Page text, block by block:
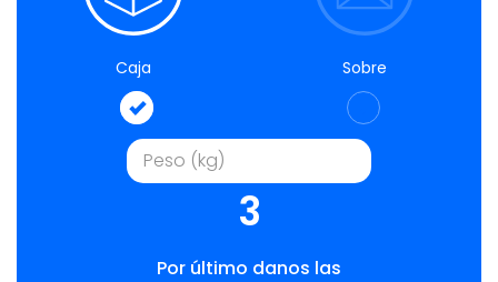
Caja Sobre
3
Por último danos las